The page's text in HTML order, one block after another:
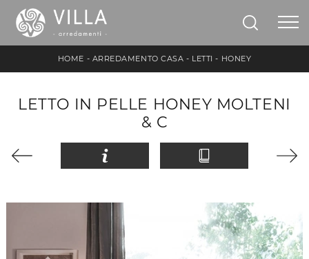
HOME - ARREDAMENTO CASA - LETTI - HONEY
LETTO IN PELLE HONEY MOLTENI
& C